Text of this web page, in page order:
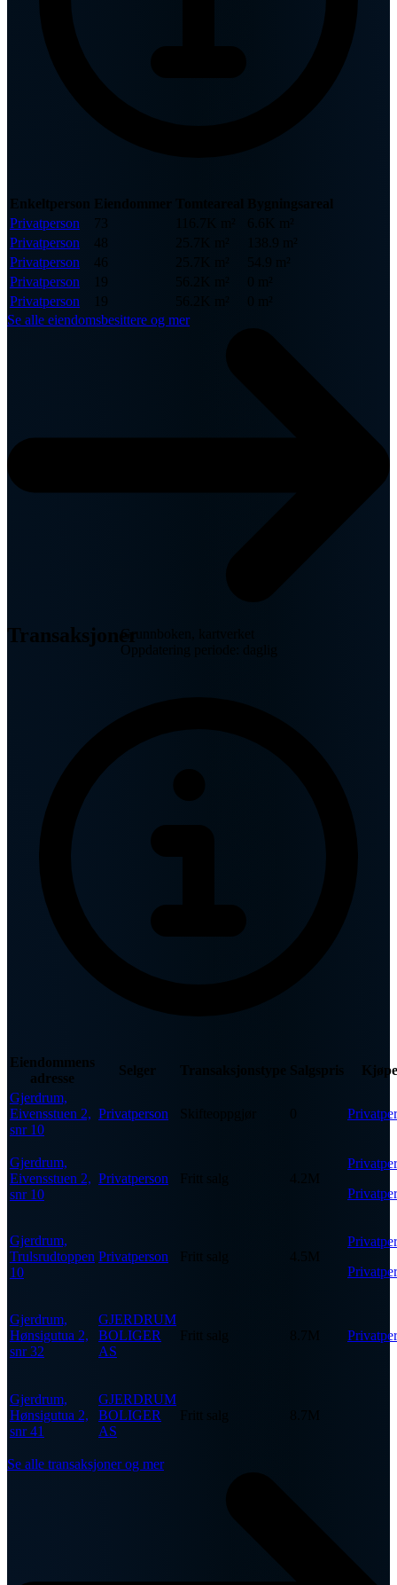
Enkeltperson Eiendommer
Bygningsareal
Privatperson
73
6.6K m²
Privatperson
48
138.9 m²
Privatperson
46
54.9 m²
Privatperson
19
Privatperson
19
Se alle eiendomsbesittere og mer
TransaksjonerGrunnboken, kartverket
Oppdatering periode: daglig
Eiendommens
adresse
Selger Transaksjonstype Salgspris
Gjerdrum,
Eivensstuen 2,
snr 10
Privatperson Skifteoppgjør
Gjerdrum,
Eivensstuen 2,
snr 10
Privatperson Fritt salg
Gjerdrum,
Trulsrudtoppen
10
Privatperson Fritt salg
Gjerdrum,
Hønsigutua 2,
snr 32
GJERDRUM
BOLIGER
AS
Fritt salg
Gjerdrum,
Hønsigutua 2,
snr 41
GJERDRUM
BOLIGER
AS
Fritt salg
Se alle transaksjoner og mer